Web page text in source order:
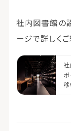
社内図書館の
ージで詳しくご